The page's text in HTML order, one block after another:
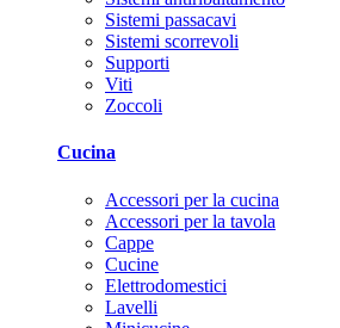
Sistemi passacavi
Sistemi scorrevoli
Supporti
Viti
Zoccoli
Cucina
Accessori per la cucina
Accessori per la tavola
Cappe
Cucine
Elettrodomestici
Lavelli